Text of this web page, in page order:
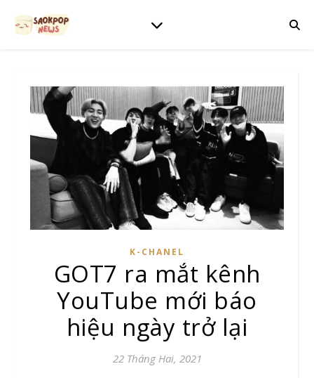
K-CHANEL
GOT7 ra mắt kênh
YouTube mới báo
hiệu ngày trở lại
22 Tháng Hai, 2021